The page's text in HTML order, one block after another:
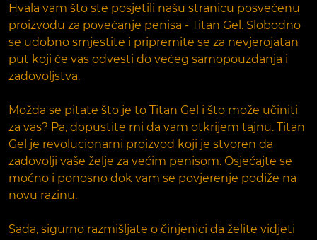
Hvala vam što ste posjetili našu stranicu posvećenu
proizvodu za povećanje penisa - Titan Gel. Slobodno
se udobno smjestite i pripremite se za nevjerojatan
put koji će vas odvesti do većeg samopouzdanja i
zadovoljstva.
Možda se pitate što je to Titan Gel i što može učiniti
za vas? Pa, dopustite mi da vam otkrijem tajnu. Titan
Gel je revolucionarni proizvod koji je stvoren da
zadovolji vaše želje za većim penisom. Osjećajte se
moćno i ponosno dok vam se povjerenje podiže na
novu razinu.
Sada, sigurno razmišljate o činjenici da želite vidjeti